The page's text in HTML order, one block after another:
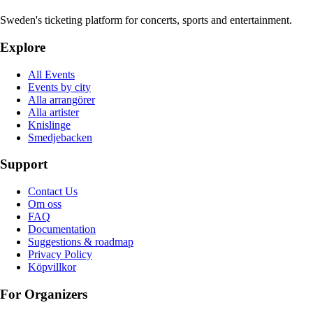
Sweden's ticketing platform for concerts, sports and entertainment.
Explore
All Events
Events by city
Alla arrangörer
Alla artister
Knislinge
Smedjebacken
Support
Contact Us
Om oss
FAQ
Documentation
Suggestions & roadmap
Privacy Policy
Köpvillkor
For Organizers